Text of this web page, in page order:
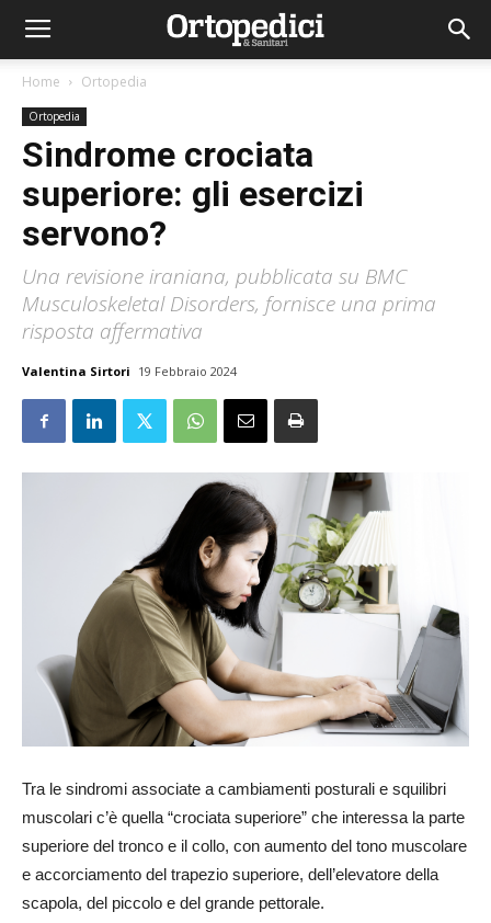
Home Ortopedia
Ortopedia
Sindrome crociata
superiore: gli esercizi
servono?
Una revisione iraniana, pubblicata su BMC
Musculoskeletal Disorders, fornisce una prima
risposta affermativa
Valentina Sirtori 19 Febbraio 2024
Tra le sindromi associate a cambiamenti posturali e squilibri
muscolari c’è quella “crociata superiore” che interessa la parte
superiore del tronco e il collo, con aumento del tono muscolare
e accorciamento del trapezio superiore, dell’elevatore della
scapola, del piccolo e del grande pettorale.